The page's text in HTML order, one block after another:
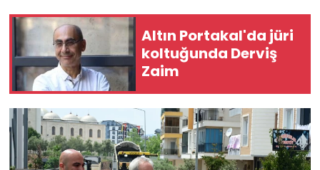
Altın Portakal'da jüri
koltuğunda Derviş
Zaim